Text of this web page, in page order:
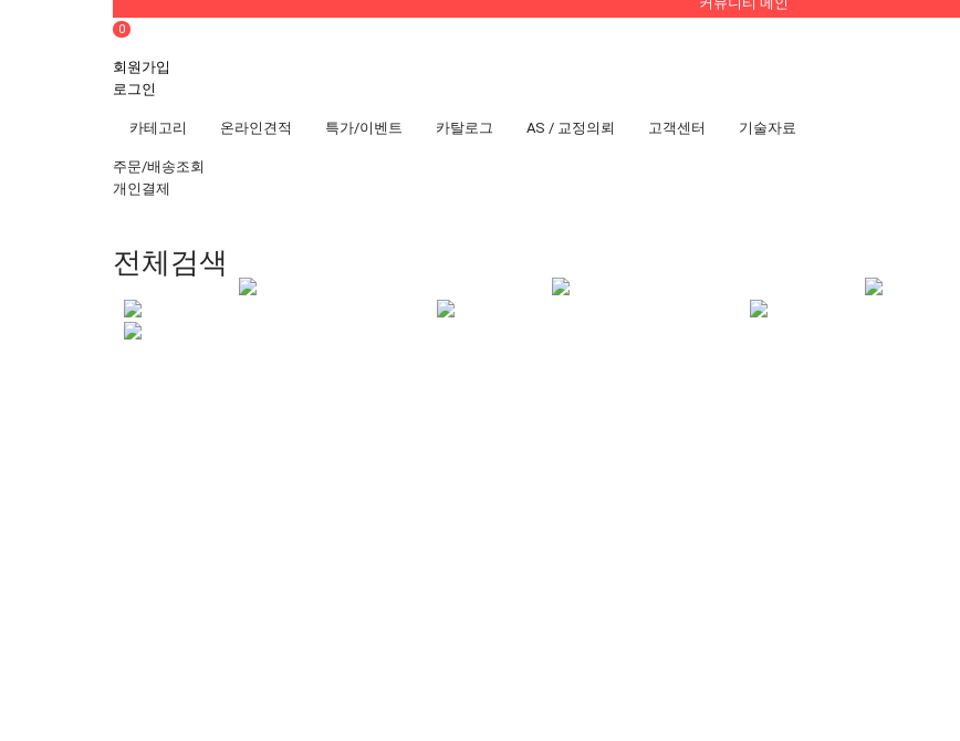
0
회원가입
로그인
카테고리 온라인견적 특가/이벤트 카탈로그 AS / 교정의뢰 고객센터 기술자료
주문/배송조회
개인결제
전체검색